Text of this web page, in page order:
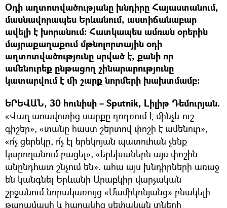
Օդի աղտոտվածությանը խնդիրը Հայաստանում,
մասնավորապես Երևանում, աստիճանաբար
ավելի է խորանում։ Հատկապես ամռան օրերին
մայրաքաղաքում մթնոլորտային օդի
աղտոտվածությունը սրված է, քանի որ
ամենուրեք ընթացող շինարարությունը
կատարվում է մի շարք նորմերի խախտմամբ։
ԵՐԵՎԱՆ, 30 հունիսի – Sputnik, Լիլիթ Դեմուրյան.
«Վաղ առավոտից սարքը դռդռում է մինչև ուշ
գիշեր», «տանը հաստ շերտով փոշի է ամենուր»,
«ո՛չ ցերեկը, ո՛չ էլ երեկոյան պատուհան չենք
կարողանում բացել», «երեխաներն այս փոշին
անընդհատ շնչում են». ահա այս խնդիրների առաջ
են կանգնել Երևանի Արաբկիր վարչական
շրջանում նորակառույց «Մամիկոնյանց» բնակելի
թաղամասի և հարակից սեփական տների